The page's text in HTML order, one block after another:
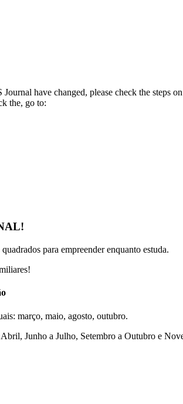
have changed, please check the steps
the, go to:
para empreender enquanto estuda.
março, maio, agosto, outubro.
Junho a Julho, Setembro a Outubro e